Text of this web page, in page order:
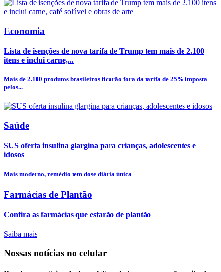
Economia
Lista de isenções de nova tarifa de Trump tem mais de 2.100
itens e inclui carne,...
Mais de 2.100 produtos brasileiros ficarão fora da tarifa de 25% imposta
pelos...
Saúde
SUS oferta insulina glargina para crianças, adolescentes e
idosos
Mais moderno, remédio tem dose diária única
Farmácias de Plantão
Confira as farmácias que estarão de plantão
Saiba mais
Nossas notícias no celular